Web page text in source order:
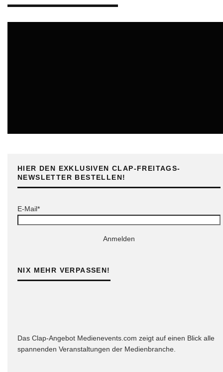
HIER DEN EXKLUSIVEN CLAP-FREITAGS-
NEWSLETTER BESTELLEN!
E-Mail*
Anmelden
NIX MEHR VERPASSEN!
Das Clap-Angebot Medienevents.com zeigt auf einen Blick alle
spannenden Veranstaltungen der Medienbranche.